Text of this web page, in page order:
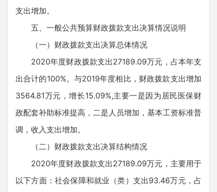
支出增加。
五、一般公共预算财政拨款支出决算情况说明
（一）财政拨款支出决算总体情况
2020年度财政拨款支出27189.09万元，占本年支
出合计的100%。与2019年度相比，财政拨款支出增加
3564.81万元，增长15.09%,主要一是因为居民医保财
政配套补助标准提高，二是人员增加，基本工资标准普
调，收入支出增加。
（二）财政拨款支出决算结构情况
2020年度财政拨款支出27189.09万元，主要用于
以下方面：社会保障和就业（类）支出93.46万元，占